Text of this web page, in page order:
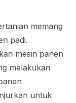
memang
padi.
mesin panen
melakukan
untuk